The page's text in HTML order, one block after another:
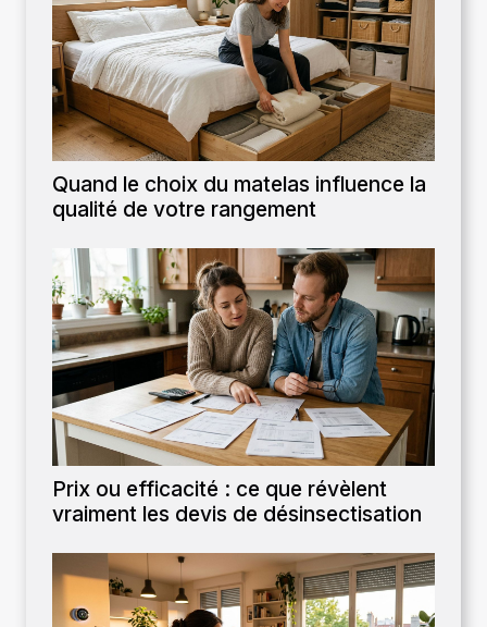
Quand le choix du matelas influence la
qualité de votre rangement
Prix ou efficacité : ce que révèlent
vraiment les devis de désinsectisation